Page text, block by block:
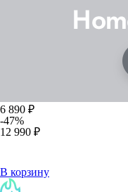
6 890 ₽
-47%
12 990 ₽
В корзину